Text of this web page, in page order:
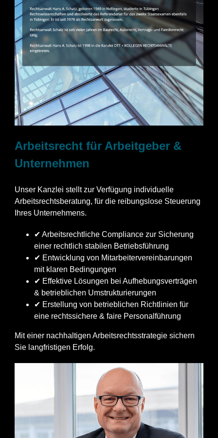
Arbeitsrecht für Arbeitgeber &
Unternehmen
Unser Kanzlei stellt zur Verfügung individuelle
Arbeitsrechtsberatung, für die reibungslose Steuerung
Ihres Unternehmens.
✔ Arbeitsrechtliche Compliance zur Sicherung
einer rechtlich stabilen Betriebsführung
✔ Entwicklung von Mitarbeitervereinbarungen
mit klaren Bedingungen
✔ Effektive Lösungen bei Aufhebungsverträgen
& betrieblichen Umstrukturierungen
✔ Erstellung von betrieblichen Richtlinien für
eine rechtssichere & faire Personalführung
Mit einer nachhaltigen Arbeitsrechtsstrategie sichern
Sie langfristigen Erfolg.